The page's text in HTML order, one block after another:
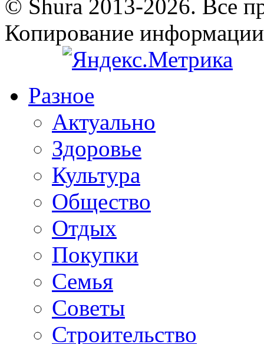
© Shura 2013-2026. Все
Копирование
Разное
Актуально
Здоровье
Культура
Общество
Отдых
Покупки
Семья
Советы
Строительство